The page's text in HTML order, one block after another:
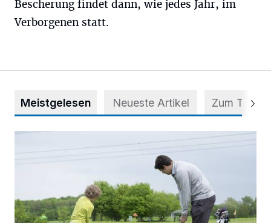
Bescherung findet dann, wie jedes Jahr, im
Verborgenen statt.
Meistgelesen Neueste Artikel Zum Thema